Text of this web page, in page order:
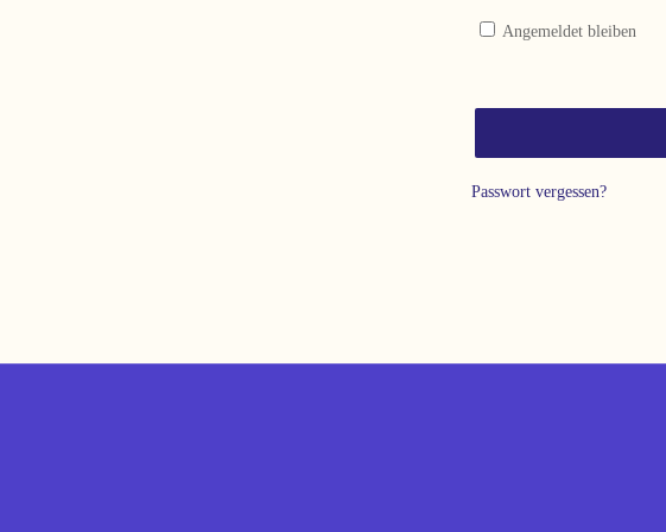
Angemeldet bleiben
Passwort vergessen?